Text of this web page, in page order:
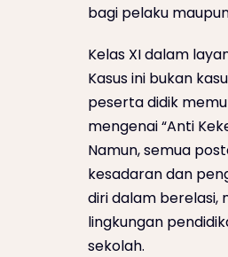
bagi pelaku
Kelas XI dalam
Kasus ini bukan
peserta didik
mengenai “Anti
Namun, semua
kesadaran dan
diri dalam berelasi,
lingkungan
sekolah.